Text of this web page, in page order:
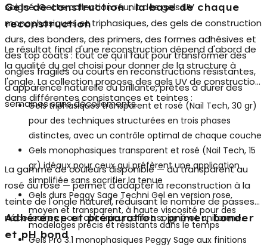
soigné. Cette collection réunit des gels UV
monophasiques et triphasiques, des gels de construction
durs, des bonders, des primers, des formes adhésives et
des top coats : tout ce qu'il faut pour transformer des
ongles fragiles ou courts en reconstructions résistantes,
d'apparence naturelle ou brillante, prêtes à durer des
semaines sans décollements.
Gels de construction : la base de chaque
reconstruction
Le résultat final d'une reconstruction dépend d'abord de
la qualité du gel choisi pour donner de la structure à
l'ongle. La collection propose des gels UV de construction
dans différentes consistances et teintes :
Gels triphasiquestransparent et rosé (Nail Tech, 30 gr)
pour des techniques structurées en trois phases
distinctes, avec un contrôle optimal de chaque couche
Gels monophasiques transparent et rosé (Nail Tech, 15
gr) idéaux pour ceux qui préfèrent une application
simplifiée sans sacrifier la tenue
Gels durs Peggy Sage Techni Gel en version rose,
moyen et transparent, à haute viscosité pour des
modelages précis et résistants dans le temps
Gels Pro 3.1 monophasiques Peggy Sage aux finitions
La gamme de couleurs disponible — du transparent au
rosé au rose — permet d'adapter la reconstruction à la
teinte de l'ongle naturel, réduisant le nombre de passes
nécessaires pour obtenir un effet soigné et uniforme.
Adhérence et préparation : primer, bonder
et pH bond